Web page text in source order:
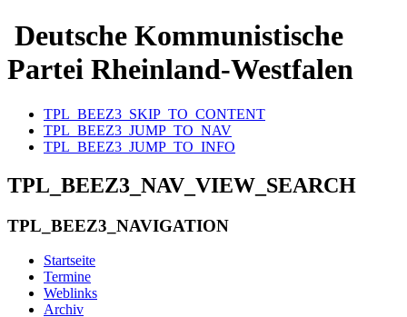
Deutsche Kommunistische
Partei Rheinland-Westfalen
TPL_BEEZ3_SKIP_TO_CONTENT
TPL_BEEZ3_JUMP_TO_NAV
TPL_BEEZ3_JUMP_TO_INFO
TPL_BEEZ3_NAV_VIEW_SEARCH
TPL_BEEZ3_NAVIGATION
Startseite
Termine
Weblinks
Archiv